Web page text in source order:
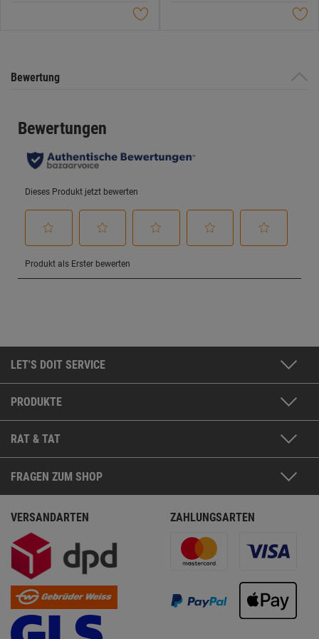
Bewertung
LET'S DOIT SERVICE
PRODUKTE
RAT & TAT
FRAGEN ZUM SHOP
VERSANDARTEN ZAHLUNGSARTEN